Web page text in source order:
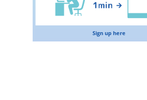
Sign up here